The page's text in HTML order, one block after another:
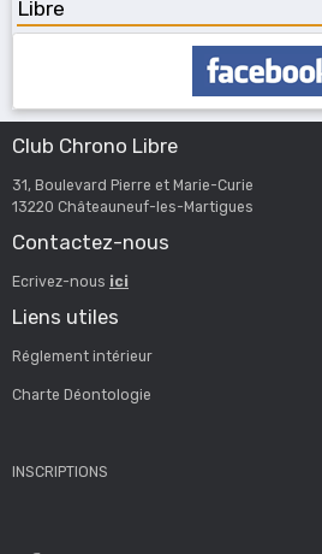
Libre
Club Chrono Libre
31, Boulevard Pierre et Marie-Curie
13220 Châteauneuf-les-Martigues
Contactez-nous
Ecrivez-nous ici
Liens utiles
Réglement intérieur
Charte Déontologie
INSCRIPTIONS